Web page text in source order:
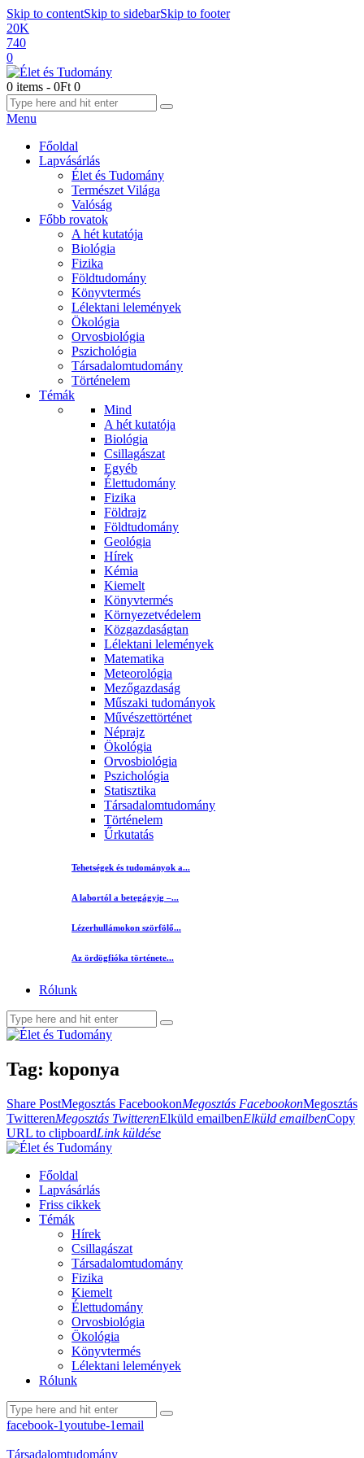
Skip to contentSkip to sidebarSkip to footer
20K
740
0
0 items - 0Ft 0
Menu
Főoldal
Lapvásárlás
Élet és Tudomány
Természet Világa
Valóság
Főbb rovatok
A hét kutatója
Biológia
Fizika
Földtudomány
Könyvtermés
Lélektani lelemények
Ökológia
Orvosbiológia
Pszichológia
Társadalomtudomány
Történelem
Témák
Mind
A hét kutatója
Biológia
Csillagászat
Egyéb
Élettudomány
Fizika
Földrajz
Földtudomány
Geológia
Hírek
Kémia
Kiemelt
Könyvtermés
Környezetvédelem
Közgazdaságtan
Lélektani lelemények
Matematika
Meteorológia
Mezőgazdaság
Műszaki tudományok
Művészettörténet
Néprajz
Ökológia
Orvosbiológia
Pszichológia
Statisztika
Társadalomtudomány
Történelem
Űrkutatás
Tehetségek és tudományok a...
A labortól a betegágyig –...
Lézerhullámokon szörfölő...
Az ördögfióka története...
Rólunk
Tag: koponya
Share PostMegosztás FacebookonMegosztás FacebookonMegosztás
TwitterenMegosztás TwitterenElküld emailbenElküld emailbenCopy
URL to clipboardLink küldése
Főoldal
Lapvásárlás
Friss cikkek
Témák
Hírek
Csillagászat
Társadalomtudomány
Fizika
Kiemelt
Élettudomány
Orvosbiológia
Ökológia
Könyvtermés
Lélektani lelemények
Rólunk
facebook-1youtube-1email
Társadalomtudomány